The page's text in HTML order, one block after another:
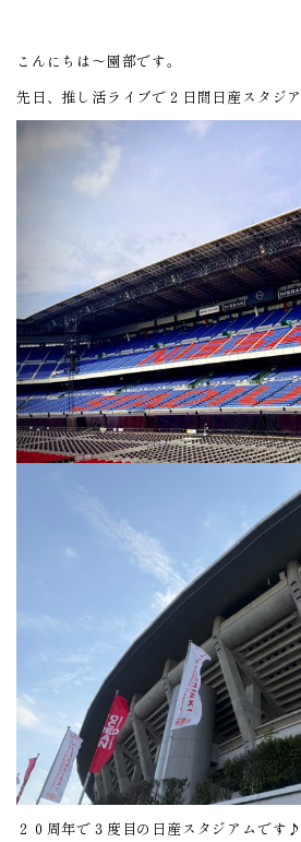
こんにちは～園部です。
先日、推し活ライブで２日間日産スタジ
２０周年で３度目の日産スタジアムです